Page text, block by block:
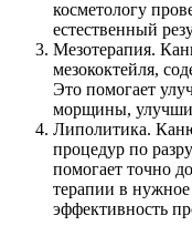
косметологу
естественный
Мезотерапия.
мезококтейля,
Это помогает
морщины,
Липолитика.
процедур по
помогает точно
терапии в нужное
эффективность